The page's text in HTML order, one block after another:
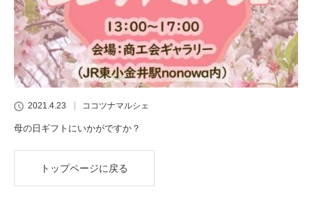
2021.4.23 ココツナマルシェ
母の日ギフトにいかがですか？
トップページに戻る